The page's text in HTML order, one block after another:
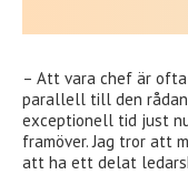
– Att vara chef är
parallell till den
exceptionell tid just
framöver. Jag tror att
att ha ett delat